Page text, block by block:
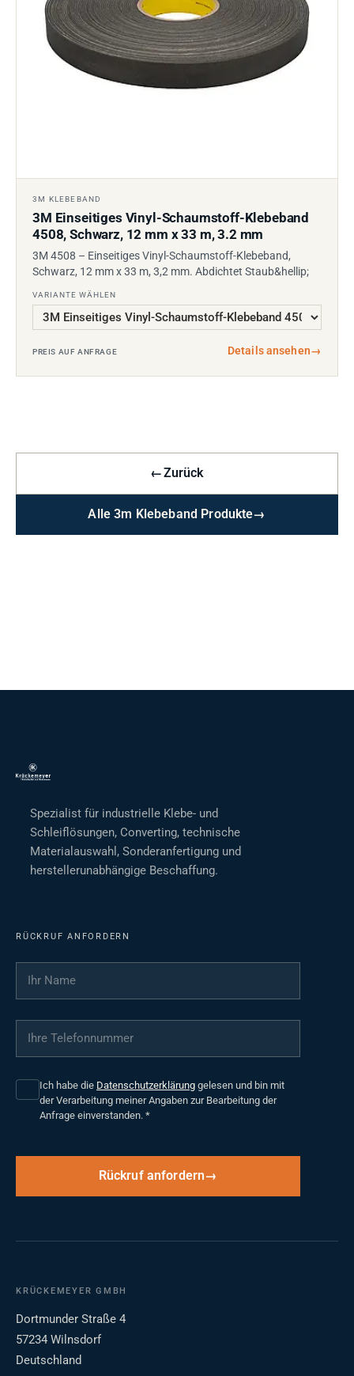
3M KLEBEBAND
3M Einseitiges Vinyl-Schaumstoff-Klebeband
4508, Schwarz, 12 mm x 33 m, 3.2 mm
3M 4508 – Einseitiges Vinyl-Schaumstoff-Klebeband,
Schwarz, 12 mm x 33 m, 3,2 mm. Abdichtet Staub&hellip;
VARIANTE WÄHLEN
PREIS AUF ANFRAGE Details ansehen→
←Zurück
Alle 3m Klebeband Produkte→
Spezialist für industrielle Klebe- und
Schleiflösungen, Converting, technische
Materialauswahl, Sonderanfertigung und
herstellerunabhängige Beschaffung.
RÜCKRUF ANFORDERN
Ihr Name
Ihre Telefonnummer
Ich habe die Datenschutzerklärung gelesen und bin mit
der Verarbeitung meiner Angaben zur Bearbeitung der
Anfrage einverstanden. *
Rückruf anfordern
KRÜCKEMEYER GMBH
Dortmunder Straße 4
57234 Wilnsdorf
Deutschland